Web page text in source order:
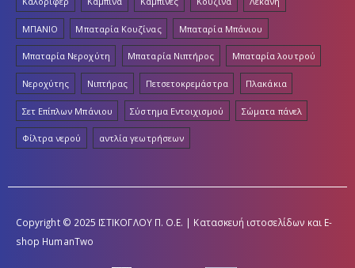
ΜΠΑΝΙΟ Μπαταρία Κουζίνας Μπαταρία Μπάνιου
Μπαταρία Νεροχύτη Μπαταρία Νιπτήρος Μπαταρία λουτρού
Νεροχύτης Νιπτήρας Πετσετοκρεμάστρα Πλακάκια
Σετ Επίπλων Μπάνιου Σύστημα Εντοιχισμού Σώματα πάνελ
Φίλτρα νερού αντλία γεωτρήσεων
Copyright © 2025 ΙΣΤΙΚΟΓΛΟΥ Π. Ο.Ε. | Κατασκευή ιστοσελίδων και E-
shop HumanTwo